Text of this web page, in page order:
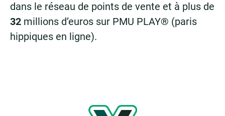
dans le réseau de points de vente et à plus de
32 millions d’euros sur PMU PLAY® (paris
hippiques en ligne).